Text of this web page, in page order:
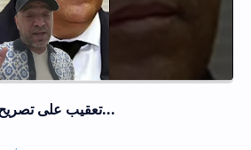
تعقيب على تصريح الوزير الكوميك لفتيت...